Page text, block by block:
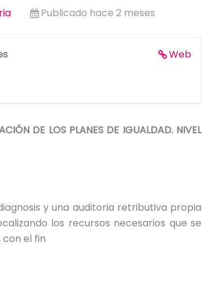
Publicado hace 2 meses
Web
DE LOS PLANES DE IGUALDAD. NIVEL
y una auditoria retributiva propia
los recursos necesarios que se
el fin